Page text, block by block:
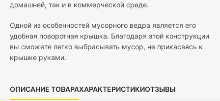
домашней, так и в коммерческой среде.
Одной из особенностей мусорного ведра является его
удобная поворотная крышка. Благодаря этой конструкции
вы сможете легко выбрасывать мусор, не прикасаясь к
крышке руками.
ОПИСАНИЕ ТОВАРАХАРАКТЕРИСТИКИОТЗЫВЫ